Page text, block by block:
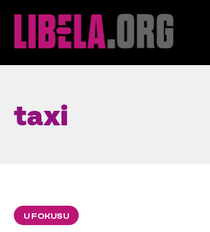
taxi
U FOKUSU